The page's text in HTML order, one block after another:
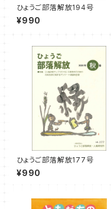
ひょうご部落解放194号
¥990
ひょうご部落解放177号
¥990